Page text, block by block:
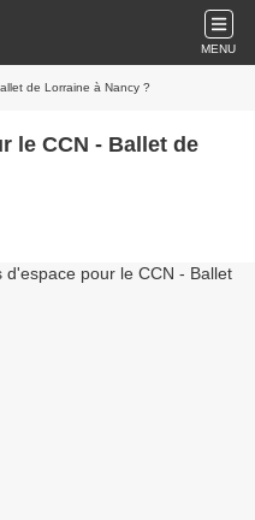
MENU
de Lorraine à Nancy ?
le CCN - Ballet de